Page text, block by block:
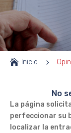
 Inicio 5
No
La página
perfeccionar su
localizar la